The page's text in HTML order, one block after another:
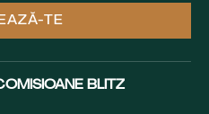
TE
BLITZ